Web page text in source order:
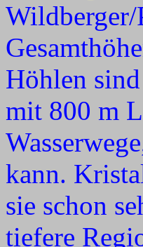
Wildberger/
Höhlen
mit 800 m
kann.
sie schon
tiefere